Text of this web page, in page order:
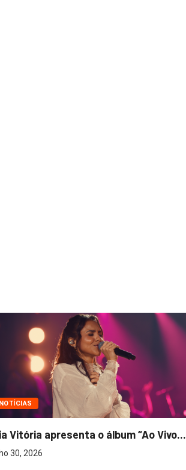
NOTÍCIAS
Vitória apresenta o álbum “Ao Vivo...
30, 2026